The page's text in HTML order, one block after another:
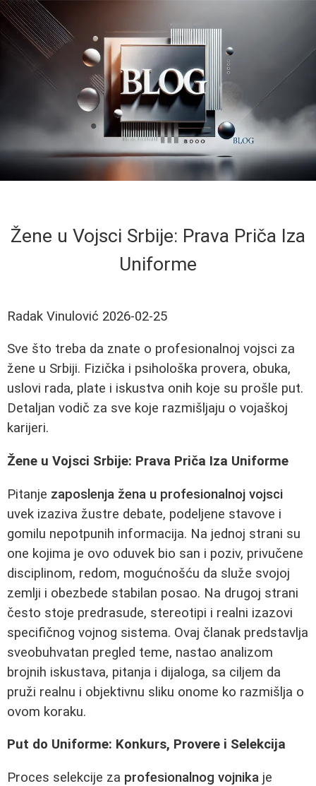
Žene u Vojsci Srbije: Prava Priča Iza
Uniforme
Radak Vinulović 2026-02-25
Sve što treba da znate o profesionalnoj vojsci za
žene u Srbiji. Fizička i psihološka provera, obuka,
uslovi rada, plate i iskustva onih koje su prošle put.
Detaljan vodič za sve koje razmišljaju o vojaškoj
karijeri.
Žene u Vojsci Srbije: Prava Priča Iza Uniforme
Pitanje zaposlenja žena u profesionalnoj vojsci
uvek izaziva žustre debate, podeljene stavove i
gomilu nepotpunih informacija. Na jednoj strani su
one kojima je ovo oduvek bio san i poziv, privučene
disciplinom, redom, mogućnošću da služe svojoj
zemlji i obezbede stabilan posao. Na drugoj strani
često stoje predrasude, stereotipi i realni izazovi
specifičnog vojnog sistema. Ovaj članak predstavlja
sveobuhvatan pregled teme, nastao analizom
brojnih iskustava, pitanja i dijaloga, sa ciljem da
pruži realnu i objektivnu sliku onome ko razmišlja o
ovom koraku.
Put do Uniforme: Konkurs, Provere i Selekcija
Proces selekcije za profesionalnog vojnika je